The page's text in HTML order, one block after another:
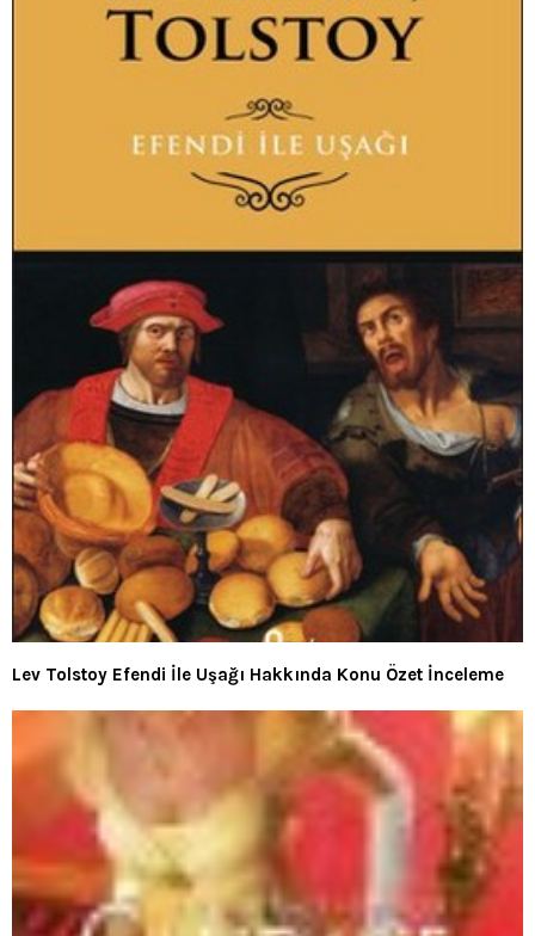
Lev Tolstoy Efendi İle Uşağı Hakkında Konu Özet İnceleme